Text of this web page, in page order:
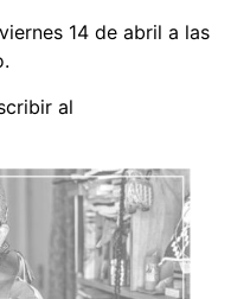
14 de abril a las
al